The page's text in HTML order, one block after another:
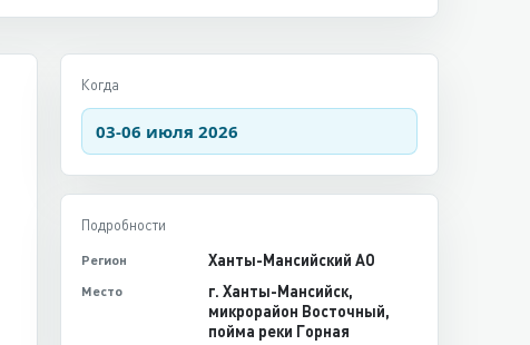
Когда
03-06 июля 2026
Подробности
Регион Ханты-Мансийский АО
Место
г. Ханты-Мансийск,
микрорайон Восточный,
пойма реки Горная